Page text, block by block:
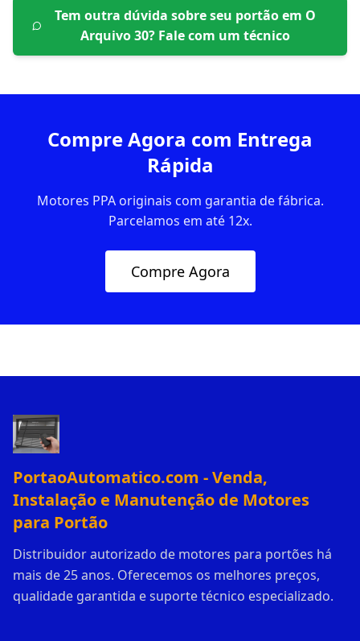
Tem outra dúvida sobre seu portão em O
Arquivo 30? Fale com um técnico
Compre Agora com Entrega
Rápida
Motores PPA originais com garantia de fábrica.
Parcelamos em até 12x.
Compre Agora
PortaoAutomatico.com - Venda,
Instalação e Manutenção de Motores
para Portão
Distribuidor autorizado de motores para portões há
mais de 25 anos. Oferecemos os melhores preços,
qualidade garantida e suporte técnico especializado.